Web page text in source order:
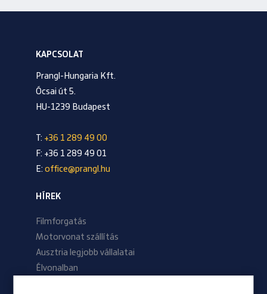
KAPCSOLAT
Prangl-Hungaria Kft.
Ócsai út 5.
HU-1239 Budapest
T: +36 1 289 49 00
F: +36 1 289 49 01
E: office@prangl.hu
HÍREK
Filmforgatás
Motorvonat szállítás
Ausztria legjobb vállalatai
Élvonalban